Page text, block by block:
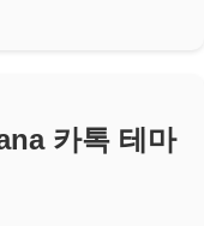
카톡 테마